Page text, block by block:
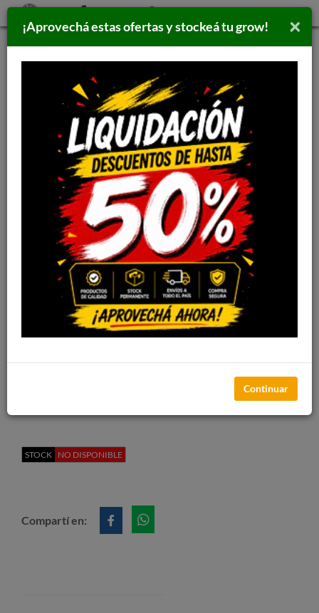
PAPEL HEMP WRAP 3RAYOS
STOCK NO DISPONIBLE
Compartí en:
×
¡Aprovechá estas ofertas y stockeá tu grow!
Continuar